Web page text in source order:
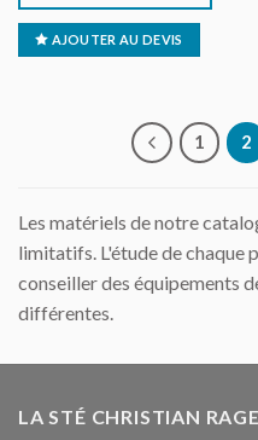
AJOUTER AU DEVIS
1 2
Les matériels de notre
limitatifs. L'étude de chaque
conseiller des équipements
différentes.
LA STÉ CHRISTIAN RAGE